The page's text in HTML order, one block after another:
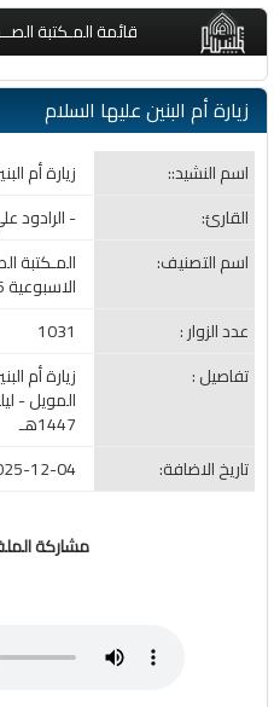
قائمة المـكتبة
زيارة أم البنين عليها السلام
اسم النشيد::
زيارة أم
القارئ:
- الرادود
اسم التصنيف:
المـكتبة
الاسبوعية 1446 (2024)
عدد الزوار :
1031
تفاصيل :
زيارة أم
1447هـ
تاريخ الاضافة:
12-04 22:13:32
مشاركة